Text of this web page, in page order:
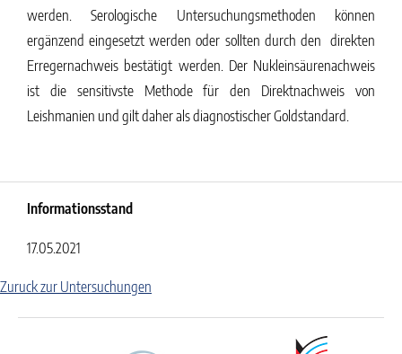
werden.Serologische Untersuchungsmethoden können
ergänzend eingesetzt werden oder sollten durch den direkten
Erregernachweis bestätigt werden. Der Nukleinsäurenachweis
ist die sensitivste Methode für den Direktnachweis von
Leishmanien und gilt daher als diagnostischer Goldstandard.
Informationsstand
17.05.2021
Zuruck zur Untersuchungen